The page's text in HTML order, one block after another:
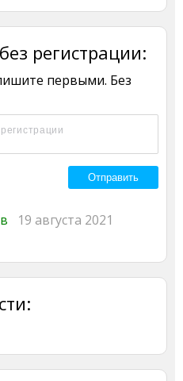
регистрации:
первыми. Без
19 августа 2021